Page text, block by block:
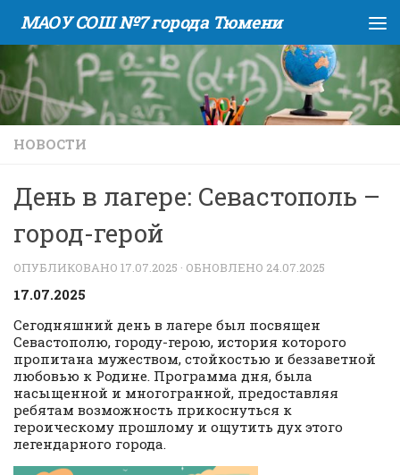
Skip to content
МАОУ СОШ №7 города Тюмени
НОВОСТИ
День в лагере: Севастополь –
город-герой
ОПУБЛИКОВАНО 17.07.2025 · ОБНОВЛЕНО 24.07.2025
17.07.2025
Сегодняшний день в лагере был посвящен
Севастополю, городу-герою, история которого
пропитана мужеством, стойкостью и беззаветной
любовью к Родине. Программа дня, была
насыщенной и многогранной, предоставляя
ребятам возможность прикоснуться к
героическому прошлому и ощутить дух этого
легендарного города.